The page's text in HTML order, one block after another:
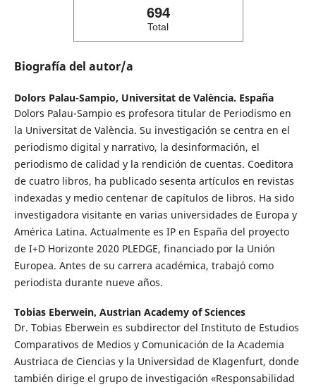
694
Total
Biografía del autor/a
Dolors Palau-Sampio, Universitat de València. España
Dolors Palau-Sampio es profesora titular de Periodismo en
la Universitat de València. Su investigación se centra en el
periodismo digital y narrativo, la desinformación, el
periodismo de calidad y la rendición de cuentas. Coeditora
de cuatro libros, ha publicado sesenta artículos en revistas
indexadas y medio centenar de capítulos de libros. Ha sido
investigadora visitante en varias universidades de Europa y
América Latina. Actualmente es IP en España del proyecto
de I+D Horizonte 2020 PLEDGE, financiado por la Unión
Europea. Antes de su carrera académica, trabajó como
periodista durante nueve años.
Tobias Eberwein, Austrian Academy of Sciences
Dr. Tobias Eberwein es subdirector del Instituto de Estudios
Comparativos de Medios y Comunicación de la Academia
Austriaca de Ciencias y la Universidad de Klagenfurt, donde
también dirige el grupo de investigación «Responsabilidad